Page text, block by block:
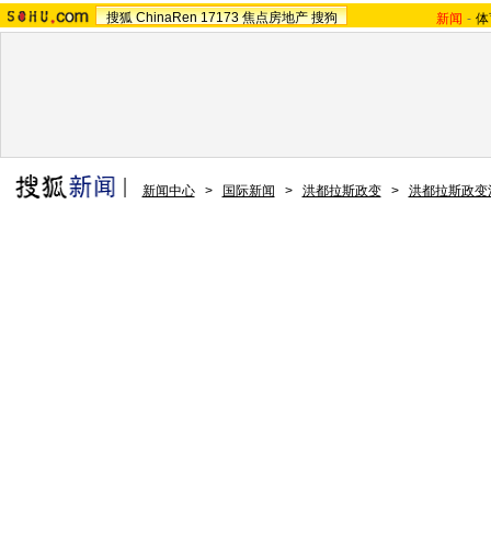
搜狐 ChinaRen 17173 焦点房地产 搜狗 新闻 -
新闻中心 > 国际新闻 > 洪都拉斯政变 > 洪都拉斯政变